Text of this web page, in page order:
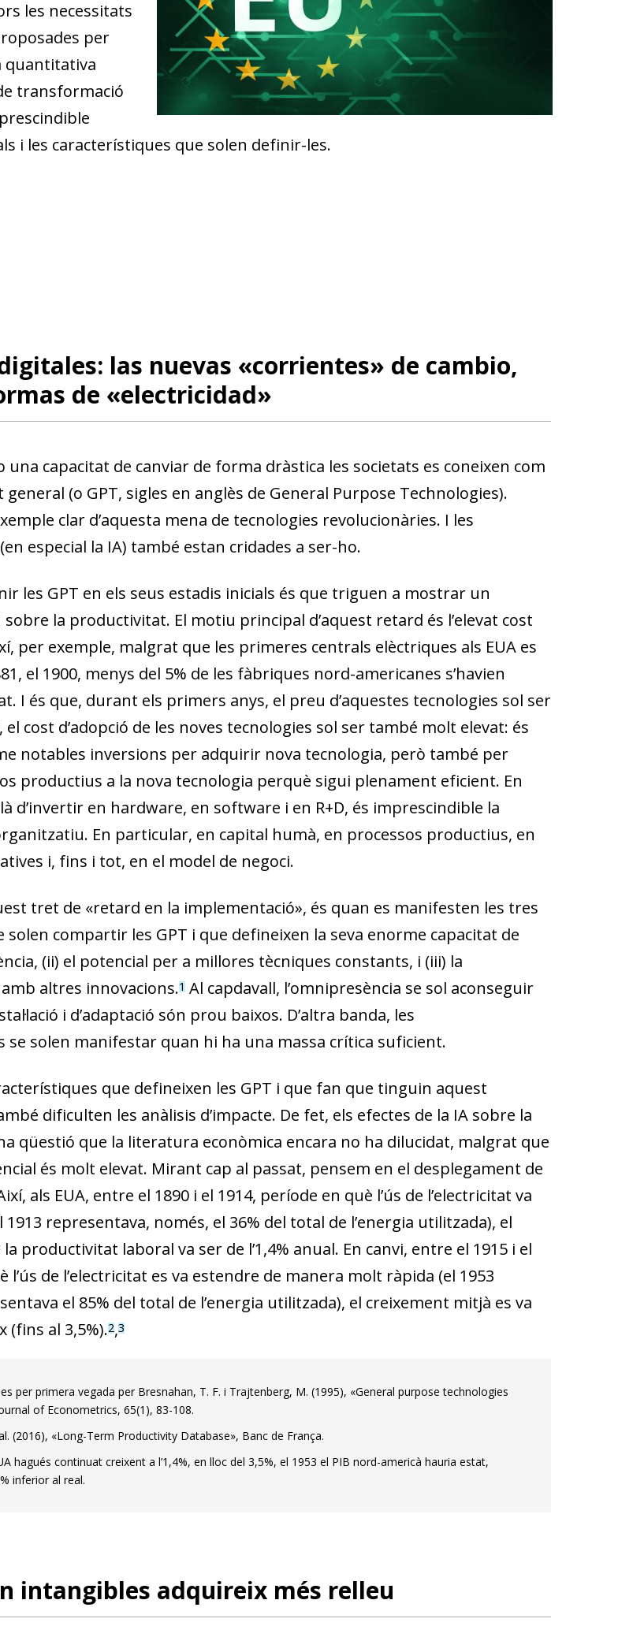
les necessitats
per
quantitativa
transformació
i les característiques que solen definir-les.
las nuevas «corrientes» de cambio,
de «electricidad»
una capacitat de canviar de forma dràstica les societats es coneixen com
(o GPT, sigles en anglès de General Purpose Technologies).
clar d’aquesta mena de tecnologies revolucionàries. I les
especial la IA) també estan cridades a ser-ho.
les GPT en els seus estadis inicials és que triguen a mostrar un
la productivitat. El motiu principal d’aquest retard és l’elevat cost
per exemple, malgrat que les primeres centrals elèctriques als EUA es
el 1900, menys del 5% de les fàbriques nord-americanes s’havien
I és que, durant els primers anys, el preu d’aquestes tecnologies sol ser
cost d’adopció de les noves tecnologies sol ser també molt elevat: és
notables inversions per adquirir nova tecnologia, però també per
productius a la nova tecnologia perquè sigui plenament eficient. En
d’invertir en hardware, en software i en R+D, és imprescindible la
En particular, en capital humà, en processos productius, en
i, fins i tot, en el model de negoci.
tret de «retard en la implementació», és quan es manifesten les tres
solen compartir les GPT i que defineixen la seva enorme capacitat de
(ii) el potencial per a millores tècniques constants, i (iii) la
altres innovacions.1Al capdavall, l’omnipresència se sol aconseguir
i d’adaptació són prou baixos. D’altra banda, les
solen manifestar quan hi ha una massa crítica suficient.
que defineixen les GPT i que fan que tinguin aquest
dificulten les anàlisis d’impacte. De fet, els efectes de la IA sobre la
qüestió que la literatura econòmica encara no ha dilucidat, malgrat que
és molt elevat. Mirant cap al passat, pensem en el desplegament de
als EUA, entre el 1890 i el 1914, període en què l’ús de l’electricitat va
representava, només, el 36% del total de l’energia utilitzada), el
productivitat laboral va ser de l’1,4% anual. En canvi, entre el 1915 i el
l’ús de l’electricitat es va estendre de manera molt ràpida (el 1953
el 85% del total de l’energia utilitzada), el creixement mitjà es va
(fins al 3,5%).2,3
per primera vegada per Bresnahan, T. F. i Trajtenberg, M. (1995), «General purpose technologies
of Econometrics, 65(1), 83-108.
(2016), «Long-Term Productivity Database», Banc de França.
hagués continuat creixent a l’1,4%, en lloc del 3,5%, el 1953 el PIB nord-americà hauria estat,
inferior al real.
intangibles adquireix més relleu